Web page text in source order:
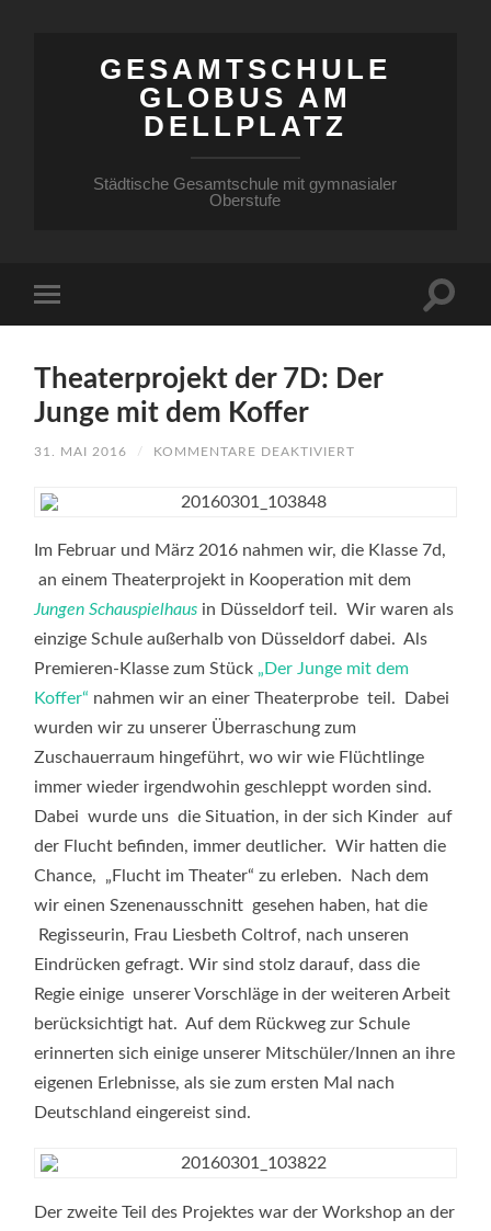
GESAMTSCHULE
GLOBUS AM
DELLPLATZ
Städtische Gesamtschule mit gymnasialer
Oberstufe
Theaterprojekt der 7D: Der
Junge mit dem Koffer
31. MAI 2016 / KOMMENTARE DEAKTIVIERT
MIT
DEM
KOFFER
Im Februar und März 2016 nahmen wir, die Klasse 7d,
an einem Theaterprojekt in Kooperation mit dem
Jungen Schauspielhaus in Düsseldorf teil. Wir waren als
einzige Schule außerhalb von Düsseldorf dabei. Als
Premieren-Klasse zum Stück „Der Junge mit dem
Koffer“ nahmen wir an einer Theaterprobe teil. Dabei
wurden wir zu unserer Überraschung zum
Zuschauerraum hingeführt, wo wir wie Flüchtlinge
immer wieder irgendwohin geschleppt worden sind.
Dabei wurde uns die Situation, in der sich Kinder auf
der Flucht befinden, immer deutlicher. Wir hatten die
Chance, „Flucht im Theater“ zu erleben. Nach dem
wir einen Szenenausschnitt gesehen haben, hat die
Regisseurin, Frau Liesbeth Coltrof, nach unseren
Eindrücken gefragt. Wir sind stolz darauf, dass die
Regie einige unserer Vorschläge in der weiteren Arbeit
berücksichtigt hat. Auf dem Rückweg zur Schule
erinnerten sich einige unserer Mitschüler/Innen an ihre
eigenen Erlebnisse, als sie zum ersten Mal nach
Deutschland eingereist sind.
Der zweite Teil des Projektes war der Workshop an der